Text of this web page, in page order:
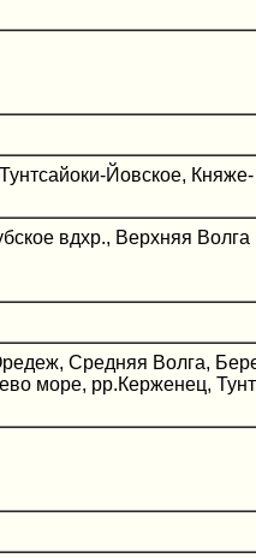
Йовское, Княже-
вдхр., Верхняя Волга
Средняя Волга,
море, рр.Керженец,